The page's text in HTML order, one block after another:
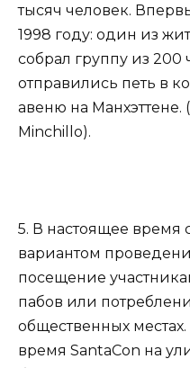
тысяч человек.
1998 году: один из
собрал группу из 200
отправились петь в
авеню на Манхэттене.
Minchillo).
5. В настоящее
вариантом
посещение
пабов или
общественных
время SantaCon на